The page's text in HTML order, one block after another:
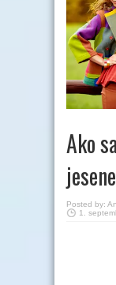
Ako
Posted by:
1.